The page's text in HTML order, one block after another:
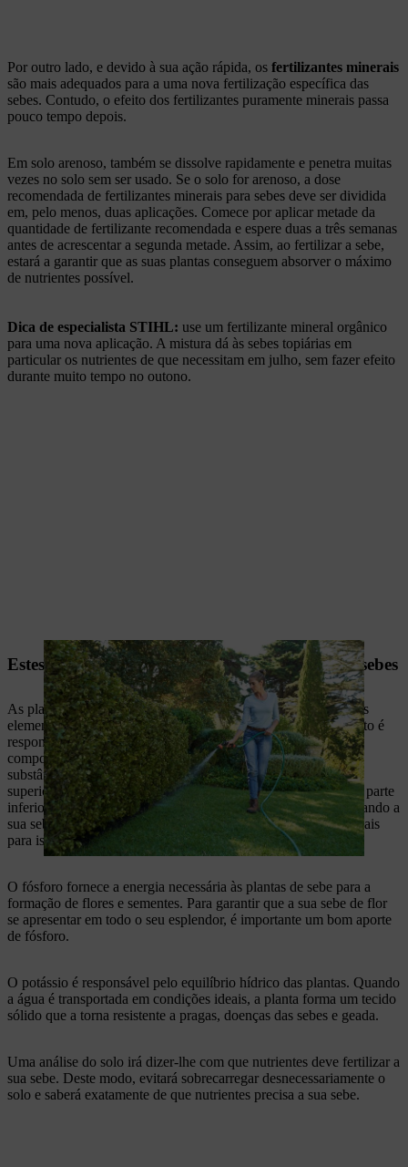
Por outro lado, e devido à sua ação rápida, os fertilizantes minerais
são mais adequados para a uma nova fertilização específica das
sebes. Contudo, o efeito dos fertilizantes puramente minerais passa
pouco tempo depois.
Em solo arenoso, também se dissolve rapidamente e penetra muitas
vezes no solo sem ser usado. Se o solo for arenoso, a dose
recomendada de fertilizantes minerais para sebes deve ser dividida
em, pelo menos, duas aplicações. Comece por aplicar metade da
quantidade de fertilizante recomendada e espere duas a três semanas
antes de acrescentar a segunda metade. Assim, ao fertilizar a sebe,
estará a garantir que as suas plantas conseguem absorver o máximo
de nutrientes possível.
Dica de especialista STIHL: use um fertilizante mineral orgânico
para uma nova aplicação. A mistura dá às sebes topiárias em
particular os nutrientes de que necessitam em julho, sem fazer efeito
durante muito tempo no outono.
Estes nutrientes são importantes ao fertilizar as sebes
As plantas de sebe necessitam essencialmente de três nutrientes
elementares, nomeadamente, azoto, fósforo e potássio. O azoto é
responsável pelo crescimento em comprimento, sendo um
componente importante das proteínas para a folha verde. Esta
substância é muito móvel na planta. Se faltar azoto, as folhas
superiores absorvem-no. Isto resulta em folhas verde-claras na parte
inferior da planta. Pode eliminar essa carência de azoto fertilizando a
sua sebe com produtos azotados. As aparas de madeira são ideais
para isso.
O fósforo fornece a energia necessária às plantas de sebe para a
formação de flores e sementes. Para garantir que a sua sebe de flor
se apresentar em todo o seu esplendor, é importante um bom aporte
de fósforo.
O potássio é responsável pelo equilíbrio hídrico das plantas. Quando
a água é transportada em condições ideais, a planta forma um tecido
sólido que a torna resistente a pragas, doenças das sebes e geada.
Uma análise do solo irá dizer-lhe com que nutrientes deve fertilizar a
sua sebe. Deste modo, evitará sobrecarregar desnecessariamente o
solo e saberá exatamente de que nutrientes precisa a sua sebe.